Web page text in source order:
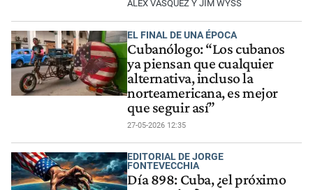
ALEX VASQUEZ Y JIM WYSS
EL FINAL DE UNA ÉPOCA
Cubanólogo: “Los cubanos
ya piensan que cualquier
alternativa, incluso la
norteamericana, es mejor
que seguir así”
27-05-2026 12:35
EDITORIAL DE JORGE
FONTEVECCHIA
Día 898: Cuba, ¿el próximo